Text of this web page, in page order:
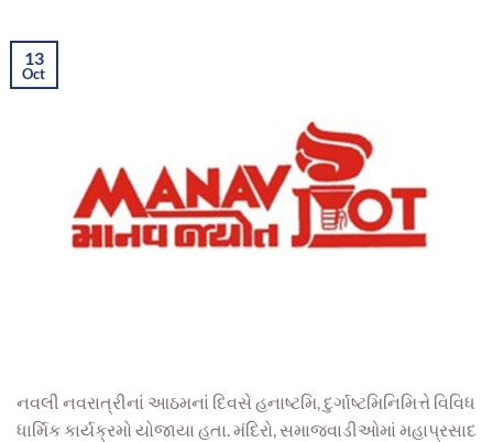
13
Oct
નવલી નવરાત્રીનાં આઠમનાં દિવસે હનાષ્ટમિ, દુર્ગાષ્ટમિનિમિત્તે વિવિધ
ધાર્મિક કાર્યક્રમો યોજાયા હતા. મંદિરો, સમાજવાડીઓમાં મહાપ્રસાદ